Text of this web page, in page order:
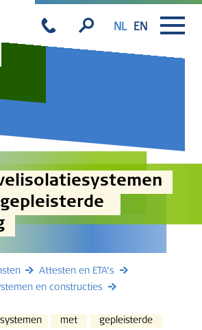
NL EN
gepleisterde
Attesten en ETA’s
en constructies
met
gepleisterde